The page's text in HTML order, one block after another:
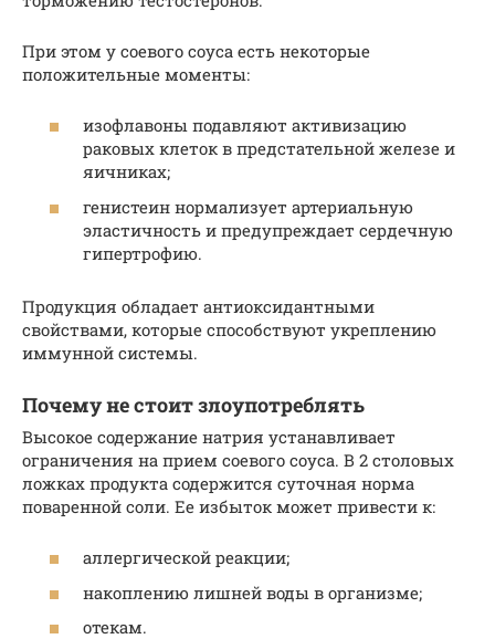
При этом у соевого соуса есть некоторые
положительные моменты:
изофлавоны подавляют активизацию
раковых клеток в предстательной железе и
яичниках;
генистеин нормализует артериальную
эластичность и предупреждает сердечную
гипертрофию.
Продукция обладает антиоксидантными
свойствами, которые способствуют укреплению
иммунной системы.
Почему не стоит злоупотреблять
Высокое содержание натрия устанавливает
ограничения на прием соевого соуса. В 2 столовых
ложках продукта содержится суточная норма
поваренной соли. Ее избыток может привести к:
аллергической реакции;
накоплению лишней воды в организме;
отекам.